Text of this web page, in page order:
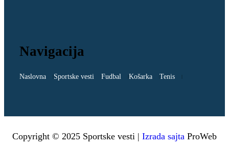
Navigacija
Naslovna Sportske vesti Fudbal Košarka Tenis
Copyright © 2025 Sportske vesti | Izrada sajta ProWeb